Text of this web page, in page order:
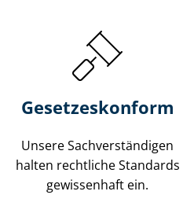
Gesetzes­konform
Unsere Sach­ver­stän­di­gen
halten rechtliche Standards
gewissenhaft ein.